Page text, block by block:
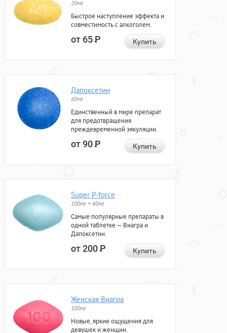
20мг
Быстрое наступление эффекта и
совместимость с алкоголем.
от 65Р Купить
Дапоксетин
60мг
Единственный в мире препарат
для предотвращения
преждевременной эякуляции.
от 90Р Купить
Super P-force
100мг + 60мг
Самые популярные препараты в
одной таблетке — Виагра и
Дапоксетин.
от 200Р Купить
Женская Виагра
100мг
Новые, яркие ощущения для
девушек и женщин.